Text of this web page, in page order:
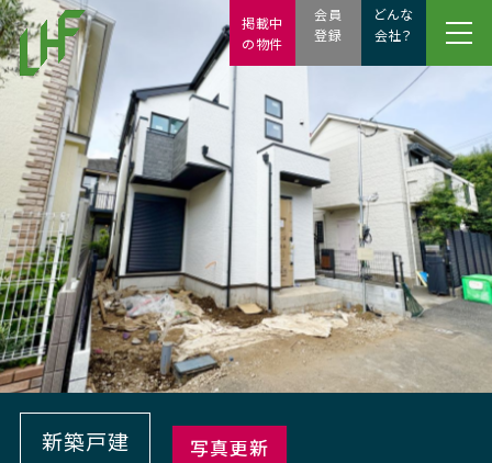
新築戸建 写真更新
会員
登録
どんな
会社？
掲載中
の物件